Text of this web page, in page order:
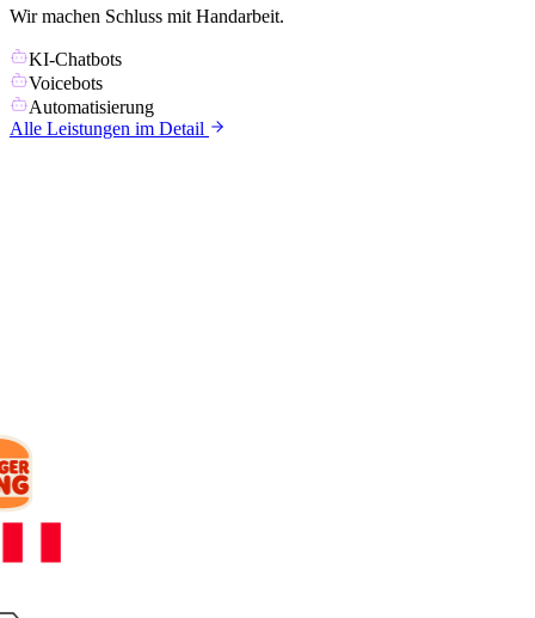
Wir machen Schluss mit Handarbeit.
KI-Chatbots
Voicebots
Automatisierung
Alle Leistungen im Detail